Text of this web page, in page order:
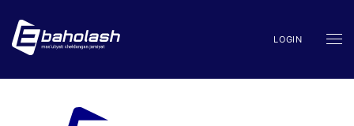
LOGIN